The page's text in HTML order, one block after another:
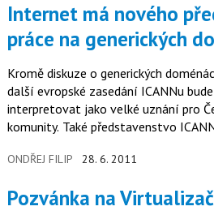
Internet má nového předsedu, čeká ho
práce na generických
Kromě diskuze o generických
další evropské zasedání ICANNu
interpretovat jako velké uznání pro
komunity. Také představenstvo
ONDŘEJ FILIP 28. 6. 2011
Pozvánka na